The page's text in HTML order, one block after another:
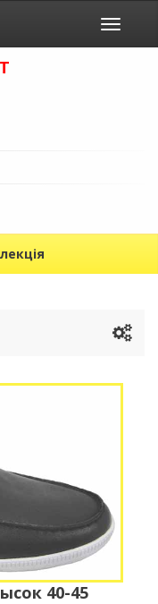
Toggle
40-45